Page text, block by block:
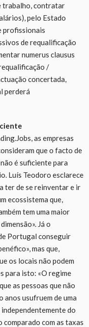
trabalho, contratar
pelo Estado
profissionais
de requalificação
numerus clausus
/
concertada,
perderá
as empresas
que o facto de
é suficiente para
Luís Teodoro esclarece
ter de se reinventar e ir
ecossistema que,
tem uma maior
Já o
Portugal conseguir
mas que,
os locais não podem
para isto: «O regime
as pessoas que não
usufruem de uma
do
comparado com as taxas